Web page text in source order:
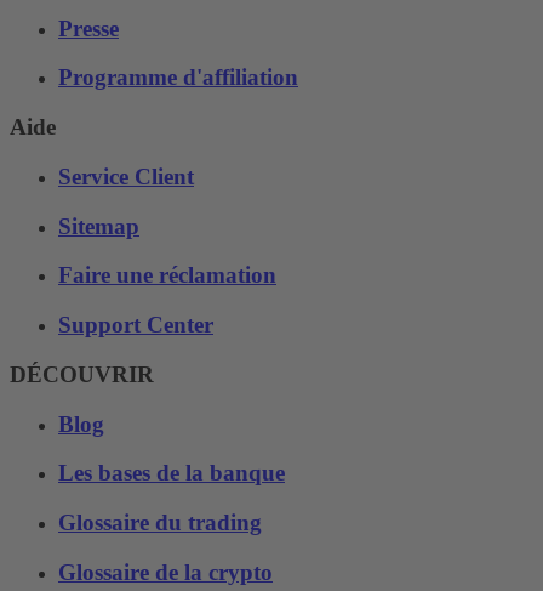
Presse
Programme d'affiliation
Aide
Service Client
Sitemap
Faire une réclamation
Support Center
DÉCOUVRIR
Blog
Les bases de la banque
Glossaire du trading
Glossaire de la crypto